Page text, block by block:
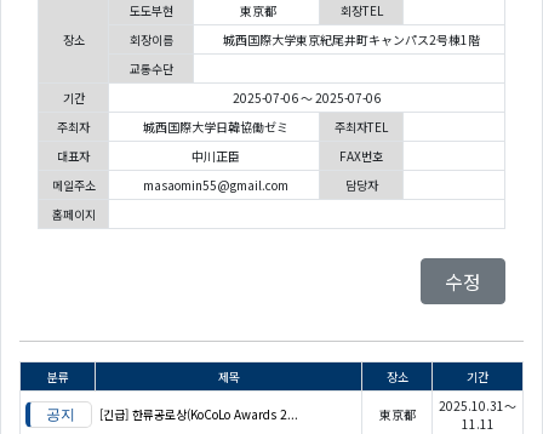
장소
도도부현 東京都
회장TEL
회장이름
城西国際大学東京紀尾井町キャンパス2号棟1階
교통수단
기간
2025-07-06 ～ 2025-07-06
주최자
城西国際大学日韓協働ゼミ
주최자TEL
대표자
中川正臣
FAX번호
메일주소
masaomin55@gmail.com
담당자
홈페이지
수정
분류 제목 장소 기간
[긴급] 한류공로상(KoCoLo Awards 2... 東京都
2025.10.31～
11.11